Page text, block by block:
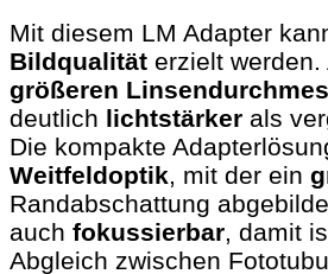
Mit diesem LM Adapter
Bildqualität erzielt werden.
größeren
deutlich lichtstärker als
Die kompakte
Weitfeldoptik , mit der ein
Randabschattung
auch fokussierbar , damit
Abgleich zwischen